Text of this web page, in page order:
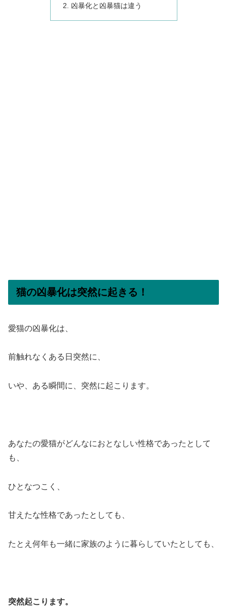
凶暴化と凶暴猫は違う
猫の凶暴化は突然に起きる！
愛猫の凶暴化は、
前触れなくある日突然に、
いや、ある瞬間に、突然に起こります。
あなたの愛猫がどんなにおとなしい性格であったとして
も、
ひとなつこく、
甘えたな性格であったとしても、
たとえ何年も一緒に家族のように暮らしていたとしても、
突然起こります。